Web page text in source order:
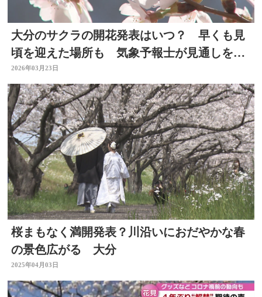
大分のサクラの開花発表はいつ？ 早くも見
頃を迎えた場所も 気象予報士が見通しを解
説
2026年03月23日
桜まもなく満開発表？川沿いにおだやかな春
の景色広がる 大分
2025年04月03日